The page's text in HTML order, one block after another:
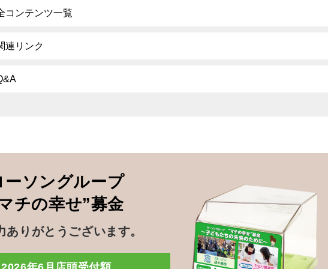
コンテンツ一覧
連リンク
ーソングループ
チの幸せ”募金
ありがとうございます。